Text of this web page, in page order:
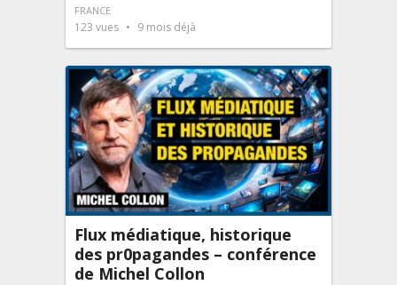
FRANCE
123 vues 9 mois déjà
Flux médiatique, historique
des pr0pagandes – conférence
de Michel Collon